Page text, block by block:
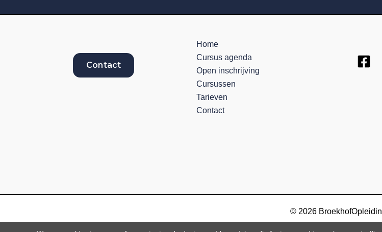
Contact
Home
Cursus agenda
Open inschrijving
Cursussen
Tarieven
Contact
© 2026